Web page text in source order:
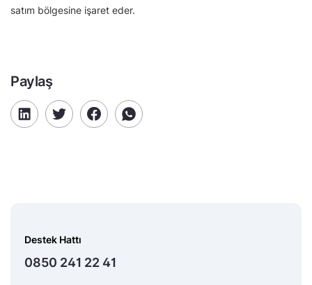
satım bölgesine işaret eder.
Paylaş
Destek Hattı
0850 241 22 41